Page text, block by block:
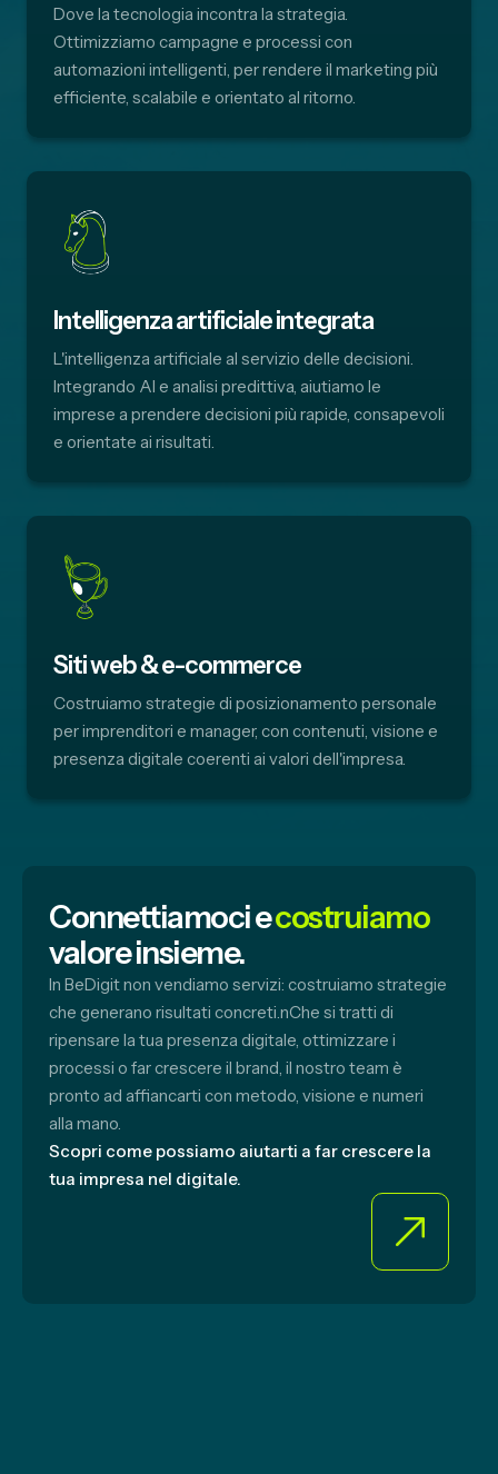
Dove la tecnologia incontra la strategia.
Ottimizziamo campagne e processi con
automazioni intelligenti, per rendere il marketing più
efficiente, scalabile e orientato al ritorno.
Intelligenza artificiale integrata
L'intelligenza artificiale al servizio delle decisioni.
Integrando AI e analisi predittiva, aiutiamo le
imprese a prendere decisioni più rapide, consapevoli
e orientate ai risultati.
Siti web & e-commerce
Costruiamo strategie di posizionamento personale
per imprenditori e manager, con contenuti, visione e
presenza digitale coerenti ai valori dell'impresa.
Connettiamoci ecostruiamo
valore insieme.
In BeDigit non vendiamo servizi: costruiamo strategie
che generano risultati concreti.nChe si tratti di
ripensare la tua presenza digitale, ottimizzare i
processi o far crescere il brand, il nostro team è
pronto ad affiancarti con metodo, visione e numeri
alla mano.
Scopri come possiamo aiutarti a far crescere la
tua impresa nel digitale.